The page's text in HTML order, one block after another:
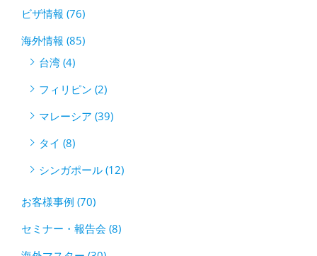
ビザ情報 (76)
海外情報 (85)
台湾 (4)
フィリピン (2)
マレーシア (39)
タイ (8)
シンガポール (12)
お客様事例 (70)
セミナー・報告会 (8)